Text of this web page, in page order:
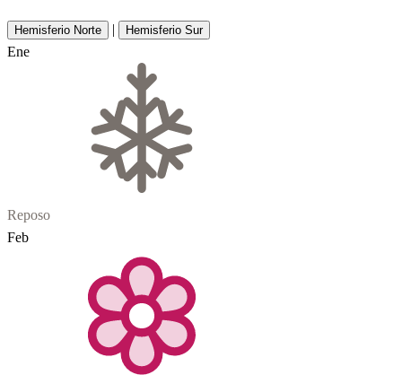
Hemisferio Norte | Hemisferio Sur
Ene
Reposo
Feb